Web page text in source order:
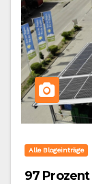
Alle Blogeinträge
97